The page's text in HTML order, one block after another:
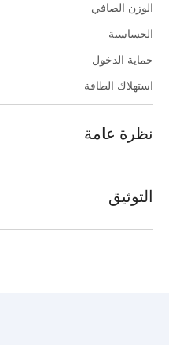
الوزن الصافي
الحساسية
حماية الدخول
استهلاك الطاقة
الوضع النهاري/الليلي
نظرة عامة
التوثيق